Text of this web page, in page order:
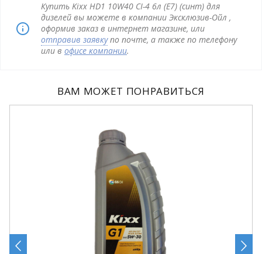
Купить Kixx HD1 10W40 CI-4 6л (E7) (синт) для
дизелей вы можете в компании Эксклюзив-Ойл ,
оформив заказ в интернет магазине, или
отправив заявкупо почте, а также по телефону
или в офисе компании.
ВАМ МОЖЕТ ПОНРАВИТЬСЯ